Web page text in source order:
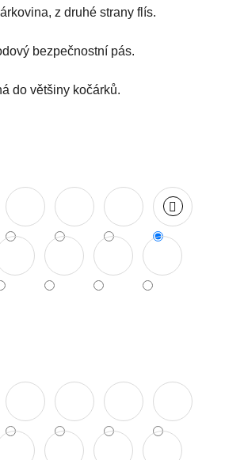
z druhé strany flís.
bezpečnostní pás.
do většiny kočárků.